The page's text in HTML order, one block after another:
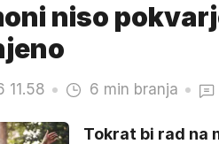
niso
11.58 6 min branja
Tokrat bi rad na